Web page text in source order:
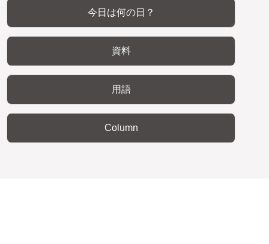
今日は何の日？
資料
用語
Column